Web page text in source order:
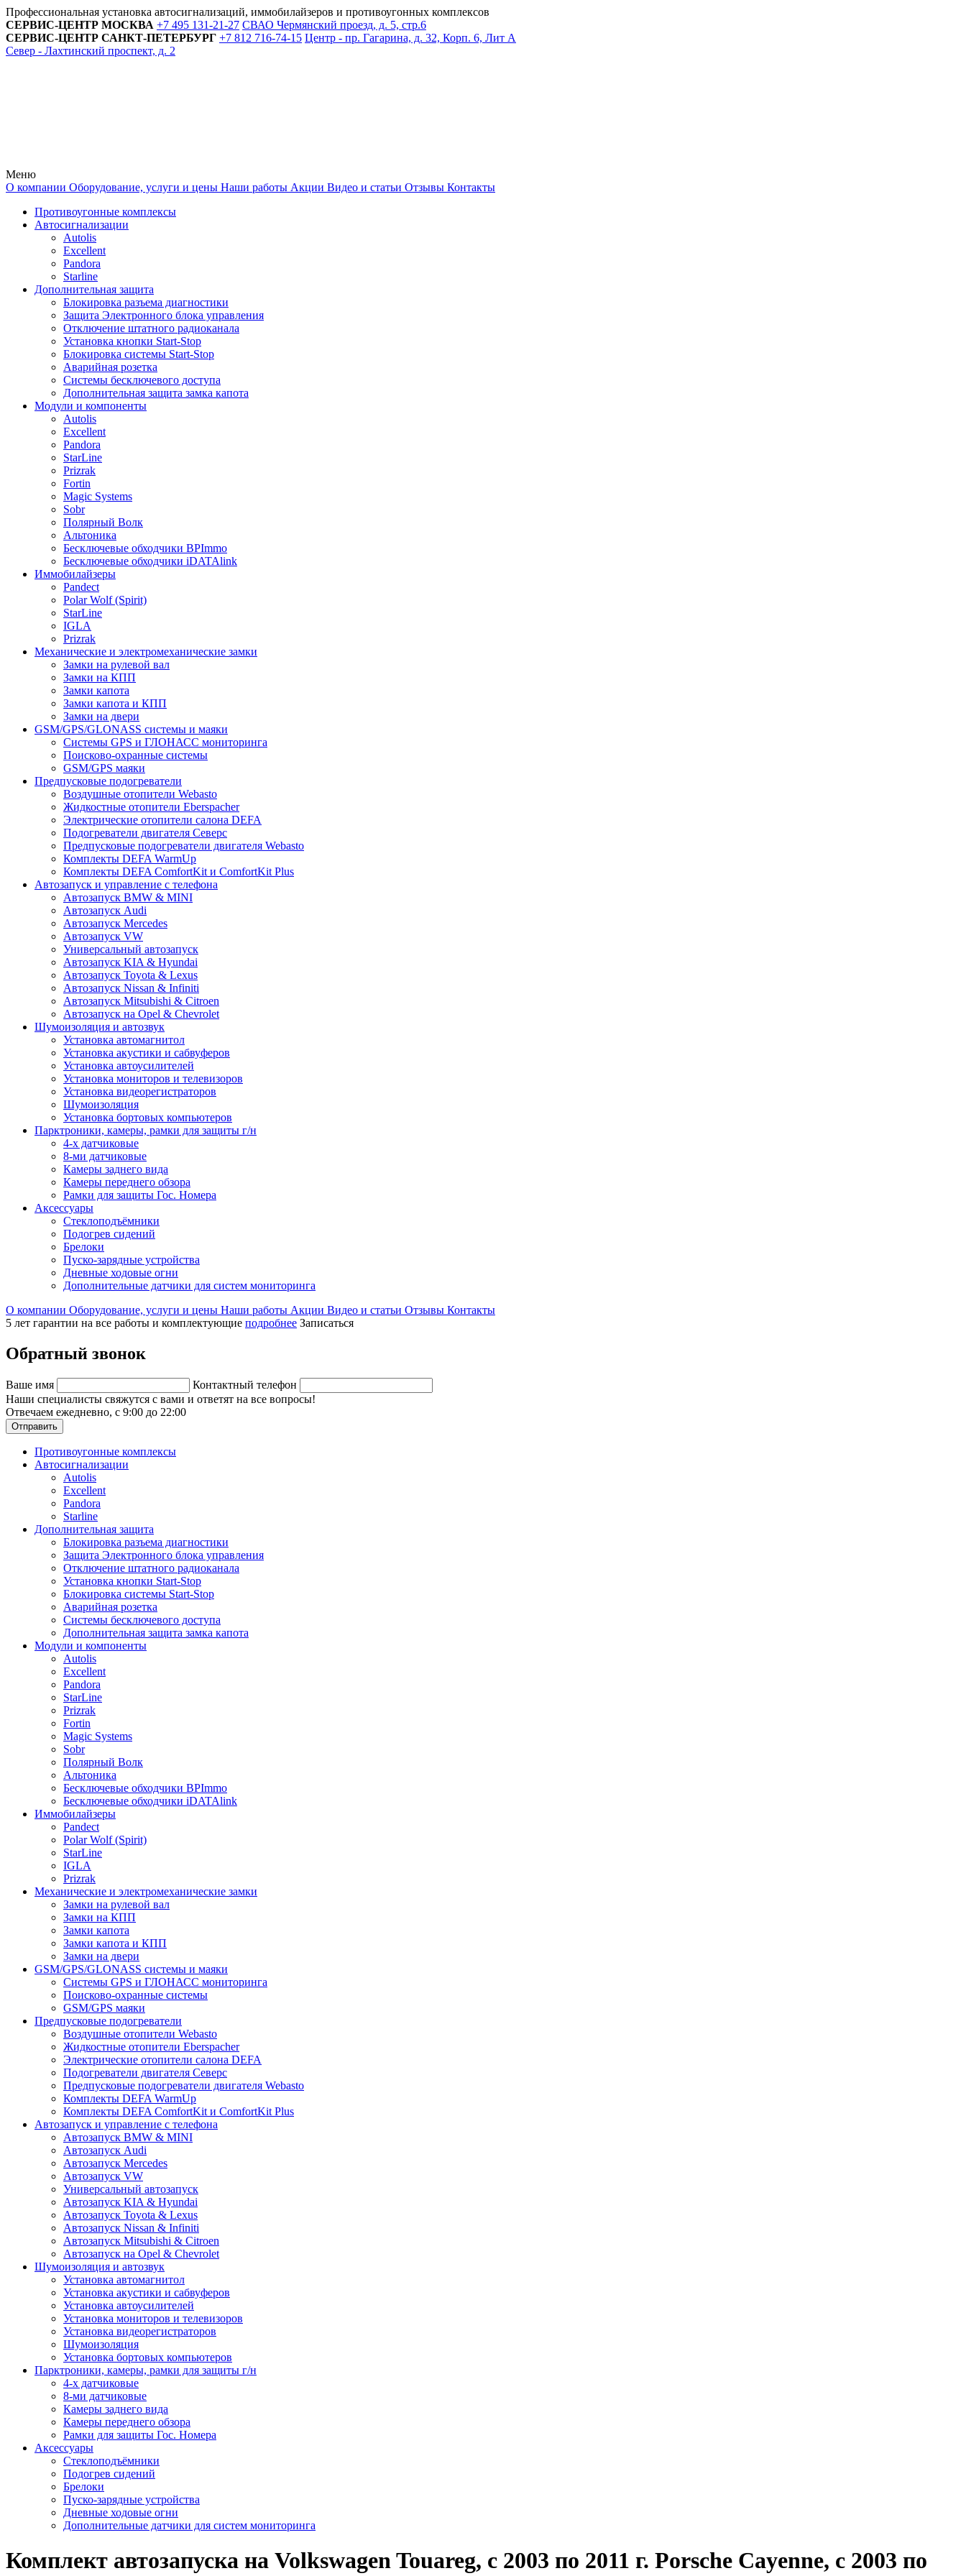
Профессиональная установка автосигнализаций, иммобилайзеров и противоугонных комплексов
СЕРВИС-ЦЕНТР МОСКВА +7 495 131-21-27 СВАО Чермянский проезд, д. 5, стр.6
СЕРВИС-ЦЕНТР САНКТ-ПЕТЕРБУРГ +7 812 716-74-15 Центр - пр. Гагарина, д. 32, Корп. 6, Лит А
Север - Лахтинский проспект, д. 2
Меню
О компании Оборудование, услуги и цены Наши работы Акции Видео и статьи Отзывы Контакты
Противоугонные комплексы
Автосигнализации
Autolis
Excellent
Pandora
Starline
Дополнительная защита
Блокировка разъема диагностики
Защита Электронного блока управления
Отключение штатного радиоканала
Установка кнопки Start-Stop
Блокировка системы Start-Stop
Аварийная розетка
Системы бесключевого доступа
Дополнительная защита замка капота
Модули и компоненты
Autolis
Excellent
Pandora
StarLine
Prizrak
Fortin
Magic Systems
Sobr
Полярный Волк
Альтоника
Бесключевые обходчики BPImmo
Бесключевые обходчики iDATAlink
Иммобилайзеры
Pandect
Polar Wolf (Spirit)
StarLine
IGLA
Prizrak
Механические и электромеханические замки
Замки на рулевой вал
Замки на КПП
Замки капота
Замки капота и КПП
Замки на двери
GSM/GPS/GLONASS системы и маяки
Системы GPS и ГЛОНАСС мониторинга
Поисково-охранные системы
GSM/GPS маяки
Предпусковые подогреватели
Воздушные отопители Webasto
Жидкостные отопители Eberspacher
Электрические отопители салона DEFA
Подогреватели двигателя Северс
Предпусковые подогреватели двигателя Webasto
Комплекты DEFA WarmUp
Комплекты DEFA ComfortKit и ComfortKit Plus
Автозапуск и управление с телефона
Автозапуск BMW & MINI
Автозапуск Audi
Автозапуск Mercedes
Автозапуск VW
Универсальный автозапуск
Автозапуск KIA & Hyundai
Автозапуск Toyota & Lexus
Автозапуск Nissan & Infiniti
Автозапуск Mitsubishi & Citroen
Автозапуск на Opel & Chevrolet
Шумоизоляция и автозвук
Установка автомагнитол
Установка акустики и сабвуферов
Установка автоусилителей
Установка мониторов и телевизоров
Установка видеорегистраторов
Шумоизоляция
Установка бортовых компьютеров
Парктроники, камеры, рамки для защиты г/н
4-х датчиковые
8-ми датчиковые
Камеры заднего вида
Камеры переднего обзора
Рамки для защиты Гос. Номера
Аксессуары
Стеклоподъёмники
Подогрев сидений
Брелоки
Пуско-зарядные устройства
Дневные ходовые огни
Дополнительные датчики для систем мониторинга
О компании Оборудование, услуги и цены Наши работы Акции Видео и статьи Отзывы Контакты
5 лет гарантии на все работы и комплектующие подробнее Записаться
Обратный звонок
Ваше имя
Контактный телефон
Наши специалисты свяжутся с вами и ответят на все вопросы!
Отвечаем ежедневно, с 9:00 до 22:00
Отправить
Противоугонные комплексы
Автосигнализации
Autolis
Excellent
Pandora
Starline
Дополнительная защита
Блокировка разъема диагностики
Защита Электронного блока управления
Отключение штатного радиоканала
Установка кнопки Start-Stop
Блокировка системы Start-Stop
Аварийная розетка
Системы бесключевого доступа
Дополнительная защита замка капота
Модули и компоненты
Autolis
Excellent
Pandora
StarLine
Prizrak
Fortin
Magic Systems
Sobr
Полярный Волк
Альтоника
Бесключевые обходчики BPImmo
Бесключевые обходчики iDATAlink
Иммобилайзеры
Pandect
Polar Wolf (Spirit)
StarLine
IGLA
Prizrak
Механические и электромеханические замки
Замки на рулевой вал
Замки на КПП
Замки капота
Замки капота и КПП
Замки на двери
GSM/GPS/GLONASS системы и маяки
Системы GPS и ГЛОНАСС мониторинга
Поисково-охранные системы
GSM/GPS маяки
Предпусковые подогреватели
Воздушные отопители Webasto
Жидкостные отопители Eberspacher
Электрические отопители салона DEFA
Подогреватели двигателя Северс
Предпусковые подогреватели двигателя Webasto
Комплекты DEFA WarmUp
Комплекты DEFA ComfortKit и ComfortKit Plus
Автозапуск и управление с телефона
Автозапуск BMW & MINI
Автозапуск Audi
Автозапуск Mercedes
Автозапуск VW
Универсальный автозапуск
Автозапуск KIA & Hyundai
Автозапуск Toyota & Lexus
Автозапуск Nissan & Infiniti
Автозапуск Mitsubishi & Citroen
Автозапуск на Opel & Chevrolet
Шумоизоляция и автозвук
Установка автомагнитол
Установка акустики и сабвуферов
Установка автоусилителей
Установка мониторов и телевизоров
Установка видеорегистраторов
Шумоизоляция
Установка бортовых компьютеров
Парктроники, камеры, рамки для защиты г/н
4-х датчиковые
8-ми датчиковые
Камеры заднего вида
Камеры переднего обзора
Рамки для защиты Гос. Номера
Аксессуары
Стеклоподъёмники
Подогрев сидений
Брелоки
Пуско-зарядные устройства
Дневные ходовые огни
Дополнительные датчики для систем мониторинга
Комплект автозапуска на Volkswagen Touareg, с 2003 по 2011 г. Porsche Cayenne, с 2003 по